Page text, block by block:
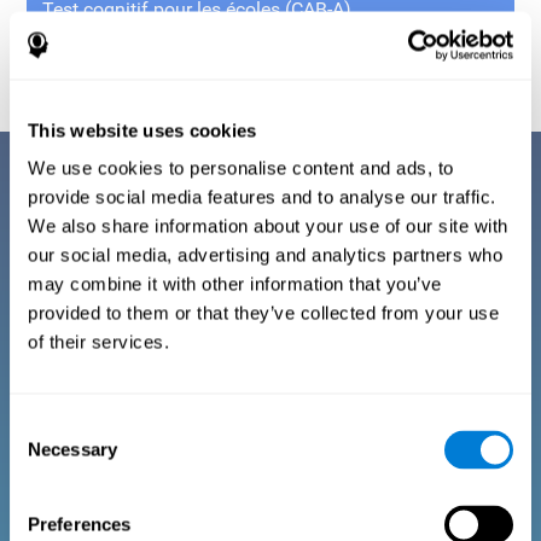
This website uses cookies
We use cookies to personalise content and ads, to
provide social media features and to analyse our traffic.
We also share information about your use of our site with
our social media, advertising and analytics partners who
may combine it with other information that you’ve
provided to them or that they’ve collected from your use
of their services.
Selection
Necessary
Preferences
Test cognitif pour les écoles (CAB-A)
Entraînement cognitif de
votre famille
La plateforme familiale de CogniFit consiste en un
entraînement cognitif à travers des jeux
rééducation cognitive. Grâce à des données
cognitives obtenues par des scores standardisés
familles de :